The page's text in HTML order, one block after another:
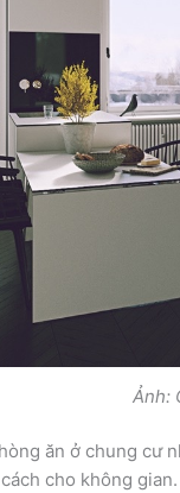
Ảnh:
ăn ở chung cư
cho không